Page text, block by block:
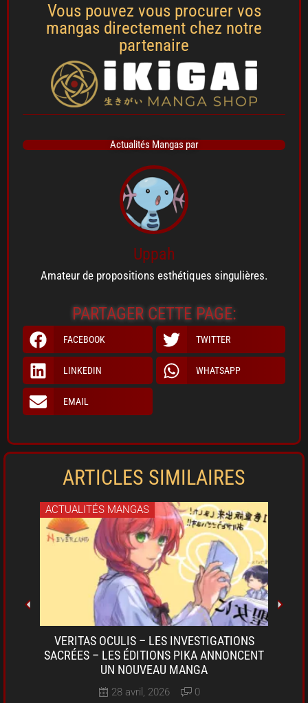
Vous pouvez vous procurer vos
mangas directement chez notre
partenaire
Actualités Mangas par
Uppah
Amateur de propositions esthétiques singulières.
PARTAGER CETTE PAGE:
FACEBOOK TWITTER
LINKEDIN WHATSAPP
EMAIL
ARTICLES SIMILAIRES
ACTUALITÉS MANGAS
VERITAS OCULIS – LES INVESTIGATIONS
SACRÉES – LES ÉDITIONS PIKA ANNONCENT
UN NOUVEAU MANGA
28 avril, 2026 0